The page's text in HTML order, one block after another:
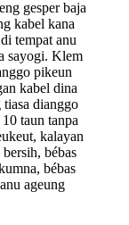
gesper baja
kabel kana
tempat anu
sayogi. Klem
pikeun
kabel dina
dianggo
taun tanpa
kalayan
bébas
bébas
ageung